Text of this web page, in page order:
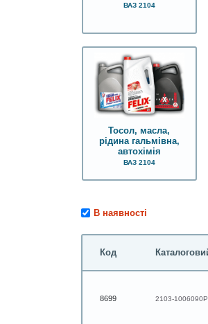
ВАЗ 2104
Тосол, масла,
рідина гальмівна,
автохімія
ВАЗ 2104
В наявності
Код
8699 2103-1006090Р